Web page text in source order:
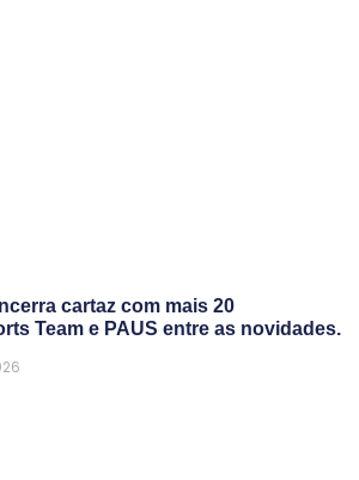
cartaz com mais 20
Team e PAUS entre as novidades.